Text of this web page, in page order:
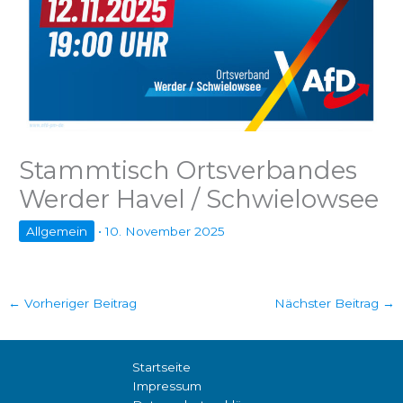
Stammtisch Ortsverbandes
Werder Havel / Schwielowsee
Allgemein •10. November 2025
← Vorheriger Beitrag Nächster Beitrag →
Startseite
Impressum